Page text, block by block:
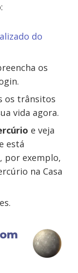
do
os
os trânsitos
vida agora.
e veja
está
por exemplo,
na Casa